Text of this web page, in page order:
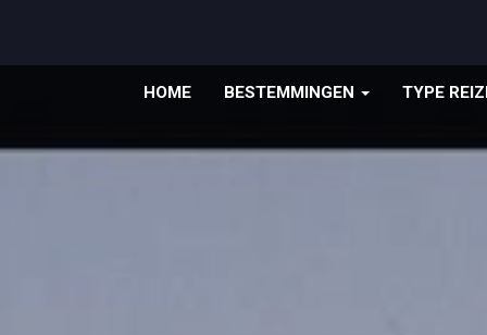
HOME BESTEMMINGEN TYPE